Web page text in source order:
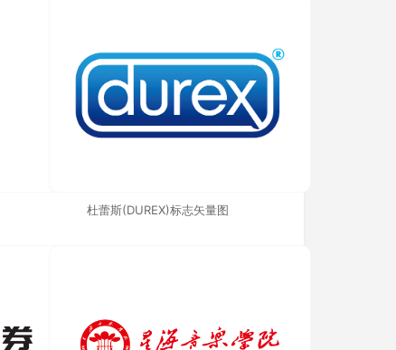
杜蕾斯(DUREX)标志矢量图